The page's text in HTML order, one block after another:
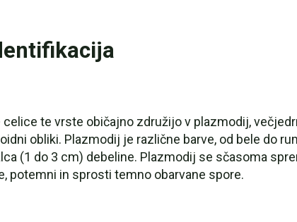
celice te vrste običajno združijo v plazmodij,
obliki. Plazmodij je različne barve, od bele do
(1 do 3 cm) debeline. Plazmodij se sčasoma
potemni in sprosti temno obarvane spore.